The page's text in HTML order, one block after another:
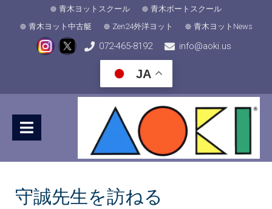
青木ヨットスクール
青木ボートスクール
青木ヨット中古艇
Zen24外洋ヨット 青木ヨットNews
072-465-8192 info@aoki.us
JA
守誠先生を訪ねる